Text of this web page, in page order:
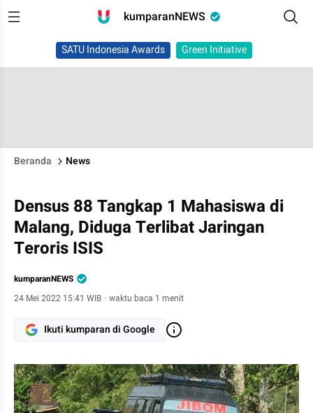
kumparanNEWS
SATU Indonesia Awards Green Initiative
Beranda News
Densus 88 Tangkap 1 Mahasiswa di
Malang, Diduga Terlibat Jaringan
Teroris ISIS
kumparanNEWS
24 Mei 2022 15:41 WIB · waktu baca 1 menit
Ikuti kumparan di Google